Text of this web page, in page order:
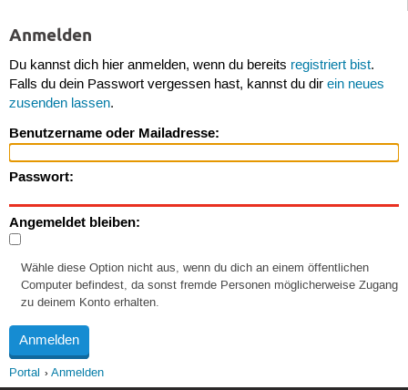
Anmelden
Du kannst dich hier anmelden, wenn du bereits registriert bist.
Falls du dein Passwort vergessen hast, kannst du dir ein neues
zusenden lassen.
Benutzername oder Mailadresse:
Passwort:
Angemeldet bleiben:
Wähle diese Option nicht aus, wenn du dich an einem öffentlichen
Computer befindest, da sonst fremde Personen möglicherweise Zugang
zu deinem Konto erhalten.
Portal Anmelden